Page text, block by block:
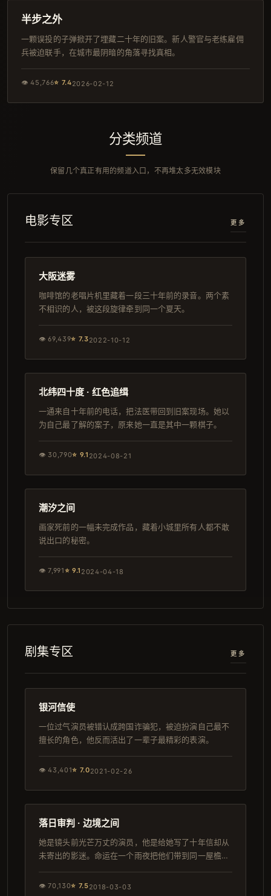
高分
半步之外
一颗误投的子弹掀开了埋藏二十年的旧案。新人警官与老练雇佣
兵被迫联手，在城市最阴暗的角落寻找真相。
👁45,766⭐ 7.42026-02-12
分类频道
保留几个真正有用的频道入口，不再堆太多无效模块
电影专区 更多
4K
114分钟
大阪迷雾
咖啡馆的老唱片机里藏着一段三十年前的录音。两个素
不相识的人，被这段旋律牵到同一个夏天。
👁69,439⭐ 7.32022-10-12
连载中
137分钟
北纬四十度 · 红色追缉
一通来自十年前的电话，把法医带回到旧案现场。她以
为自己最了解的案子，原来她一直是其中一颗棋子。
👁 30,790⭐ 9.1 2024-08-21
4K
90分钟
潮汐之间
画家死前的一幅未完成作品，藏着小城里所有人都不敢
说出口的秘密。
👁7,991⭐ 9.1 2024-04-18
剧集专区 更多
完结
122分钟
银河信使
一位过气演员被错认成跨国诈骗犯，被迫扮演自己最不
擅长的角色，他反而活出了一辈子最精彩的表演。
👁43,401⭐ 7.02021-02-26
独播
119分钟
落日审判 · 边境之间
她是镜头前光芒万丈的演员，他是给她写了十年信却从
未寄出的影迷。命运在一个雨夜把他们带到同一屋檐
👁70,130⭐ 7.52018-03-03